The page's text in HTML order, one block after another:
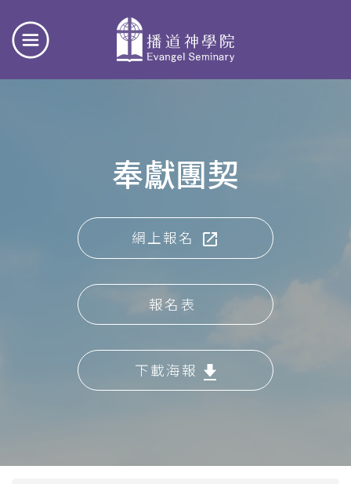
奉獻團契
網上報名
報名表
下載海報